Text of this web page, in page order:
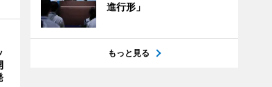
進行形」
もっと見る